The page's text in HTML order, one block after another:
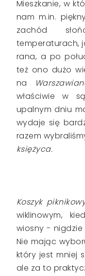
Mieszkanie, w
nam m.in.
zachód
temperaturach,
rana, a po
też ono dużo
na
właściwie w
upalnym dniu
wydaje się
razem
księżyca.
Koszyk
wiklinowym,
wiosny - nigdzie
Nie mając
który jest mniej
ale za to